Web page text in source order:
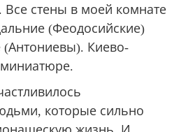
стены в моей комнате
(Феодосийские)
Киево-
которые сильно